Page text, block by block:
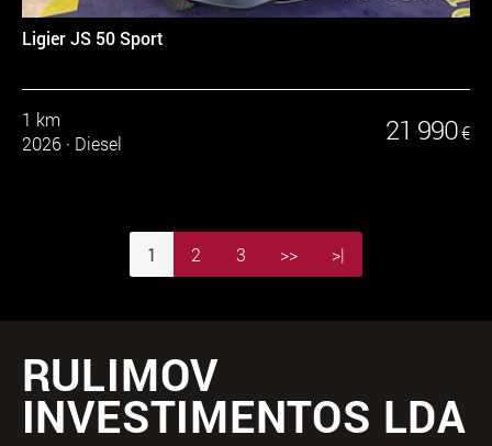
Ligier JS 50 Sport
1 km
2026 · Diesel 21 990 €
1 2 3 >> >|
RULIMOV
INVESTIMENTOS LDA